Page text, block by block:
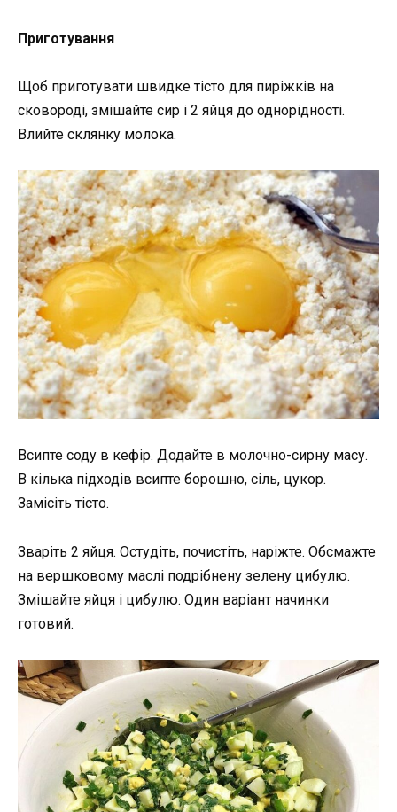
Приготування
Щоб приготувати швидке тісто для пиріжків на
сковороді, змішайте сир і 2 яйця до однорідності.
Влийте склянку молока.
Всипте соду в кефір. Додайте в молочно-сирну масу.
В кілька підходів всипте борошно, сіль, цукор.
Замісіть тісто.
Зваріть 2 яйця. Остудіть, почистіть, наріжте. Обсмажте
на вершковому маслі подрібнену зелену цибулю.
Змішайте яйця і цибулю. Один варіант начинки
готовий.